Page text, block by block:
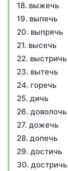
18. выжечь
19. выпечь
20. выпрячь
21. высечь
22. выстричь
23. вытечь
24. горечь
25. дичь
26. доволочь
27. дожечь
28. допечь
29. достичь
30. достричь